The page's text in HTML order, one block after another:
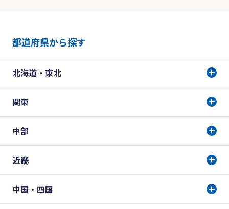
都道府県から探す
北海道・東北
関東
中部
近畿
中国・四国